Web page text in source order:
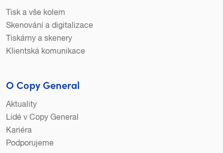
Tisk a vše kolem
Skenování a digitalizace
Tiskárny a skenery
Klientská komunikace
O Copy General
Aktuality
Lidé v Copy General
Kariéra
Podporujeme